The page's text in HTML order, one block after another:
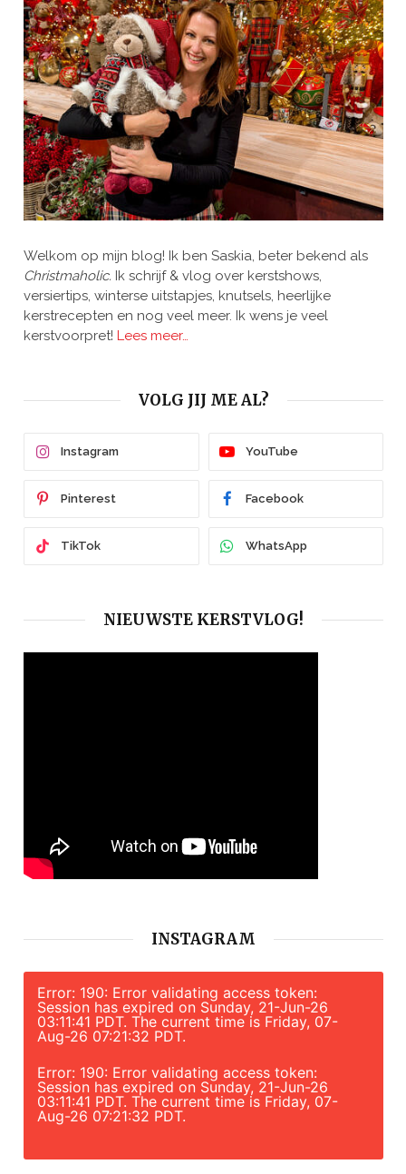
Welkom op mijn blog! Ik ben Saskia, beter bekend als
Christmaholic. Ik schrijf & vlog over kerstshows,
versiertips, winterse uitstapjes, knutsels, heerlijke
kerstrecepten en nog veel meer. Ik wens je veel
kerstvoorpret! Lees meer…
VOLG JIJ ME AL?
Instagram YouTube
Pinterest Facebook
TikTok WhatsApp
NIEUWSTE KERSTVLOG!
INSTAGRAM
Error: 190: Error validating access token:
Session has expired on Sunday, 21-Jun-26
03:11:41 PDT. The current time is Friday, 07-
Aug-26 07:21:32 PDT.
Error: 190: Error validating access token:
Session has expired on Sunday, 21-Jun-26
03:11:41 PDT. The current time is Friday, 07-
Aug-26 07:21:32 PDT.